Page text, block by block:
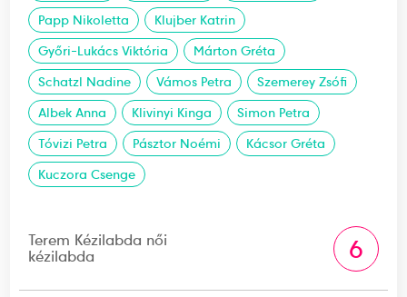
Papp Nikoletta
Klujber Katrin
Győri-Lukács Viktória
Márton Gréta
Schatzl Nadine
Vámos Petra
Szemerey Zsófi
Albek Anna
Klivinyi Kinga
Simon Petra
Tóvizi Petra
Pásztor Noémi
Kácsor Gréta
Kuczora Csenge
Terem Kézilabda női
kézilabda
6